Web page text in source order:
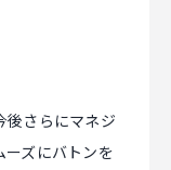
後さらにマネジ
ズにバトンを